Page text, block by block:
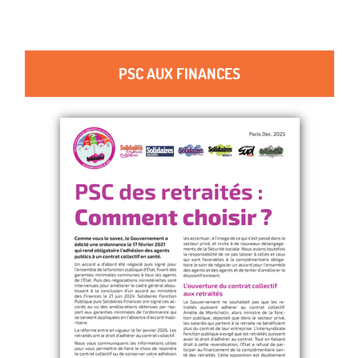
PSC AUX FINANCES